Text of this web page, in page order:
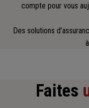
compte pour vous
Des solutions
Faites